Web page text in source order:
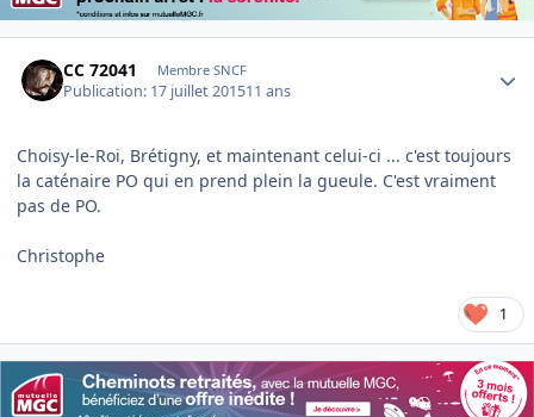
CC 72041 Membre SNCF
Publication: 17 juillet 201511 ans
Choisy-le-Roi, Brétigny, et maintenant celui-ci ... c'est toujours
la caténaire PO qui en prend plein la gueule. C'est vraiment
pas de PO.
Christophe
1